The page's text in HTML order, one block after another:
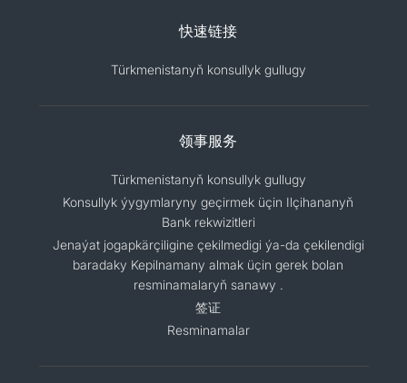
快速链接
Türkmenistanyň konsullyk gullugy
领事服务
Türkmenistanyň konsullyk gullugy
Konsullyk ýygymlaryny geçirmek üçin Ilçihananyň
Bank rekwizitleri
Jenaýat jogapkärçiligine çekilmedigi ýa-da çekilendigi
baradaky Kepilnamany almak üçin gerek bolan
resminamalaryň sanawy .
签证
Resminamalar